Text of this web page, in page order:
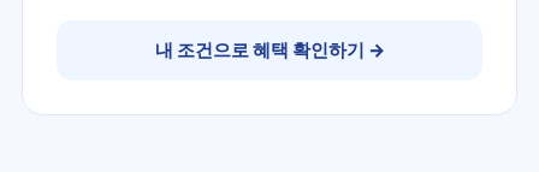
내 조건으로 혜택 확인하기 →